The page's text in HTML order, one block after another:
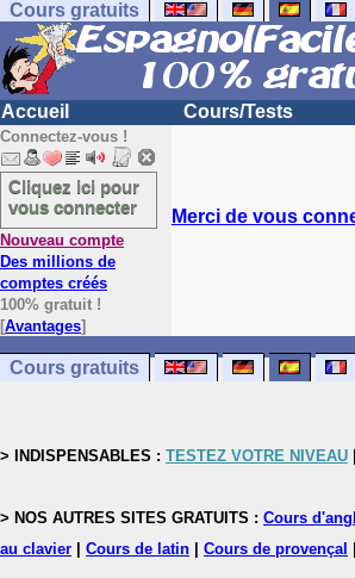
Cours gratuits
Accueil Cours/Tests
Connectez-vous !
Cliquez ici pour
vous connecter
Nouveau compte
Des millions de
comptes créés
100% gratuit !
[Avantages]
Merci de vous
Cours gratuits
> INDISPENSABLES : TESTEZ VOTRE NIVEAU
> NOS AUTRES SITES GRATUITS : Cours
au clavier
Cours de latin Cours de provençal